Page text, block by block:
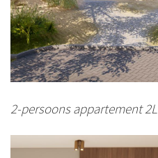
2-persoons appartement 2L